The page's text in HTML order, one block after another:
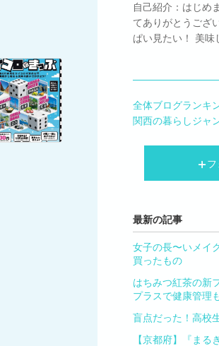
自己紹介： はじめ
てありがとうござ
ぱい見たい！ 美味
全体ブログランキ
関西の暮らしジャ
最新の記事
女子の長〜いメイ
買ったもの
はちみつ紅茶の新
プラスで健康管理
盲点だった！高校
【京都府】『まる